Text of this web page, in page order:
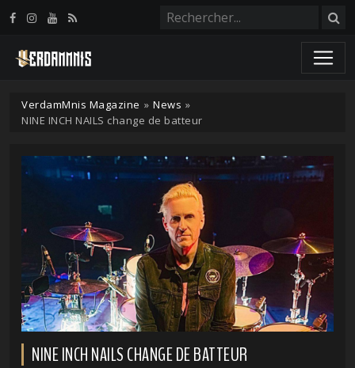
VerdamMnis Magazine » News »
NINE INCH NAILS change de batteur
NINE INCH NAILS CHANGE DE BATTEUR
Panneau de gestion des cookies